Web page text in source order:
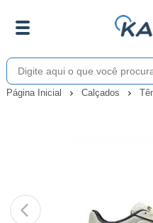
Página Inicial Calçados